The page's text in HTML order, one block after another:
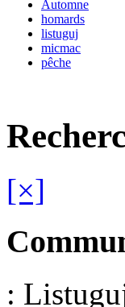
Automne
homards
listuguj
micmac
pêche
[×]
: